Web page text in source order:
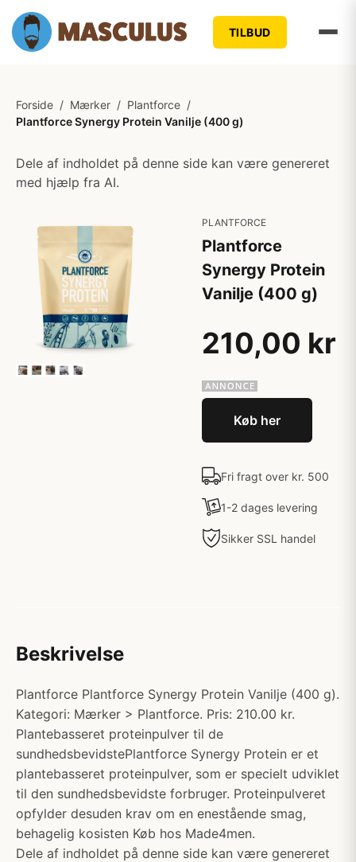
TILBUD
Forside / Mærker / Plantforce /
Plantforce Synergy Protein Vanilje (400 g)
Dele af indholdet på denne side kan være genereret
med hjælp fra AI.
PLANTFORCE
Plantforce
Synergy Protein
Vanilje (400 g)
210,00 kr
Køb her
Fri fragt over kr. 500
1-2 dages levering
Sikker SSL handel
Beskrivelse
Plantforce Plantforce Synergy Protein Vanilje (400 g).
Kategori: Mærker > Plantforce. Pris: 210.00 kr.
Plantebasseret proteinpulver til de
sundhedsbevidstePlantforce Synergy Protein er et
plantebasseret proteinpulver, som er specielt udviklet
til den sundhedsbevidste forbruger. Proteinpulveret
opfylder desuden krav om en enestående smag,
behagelig kosisten Køb hos Made4men.
Dele af indholdet på denne side kan være genereret